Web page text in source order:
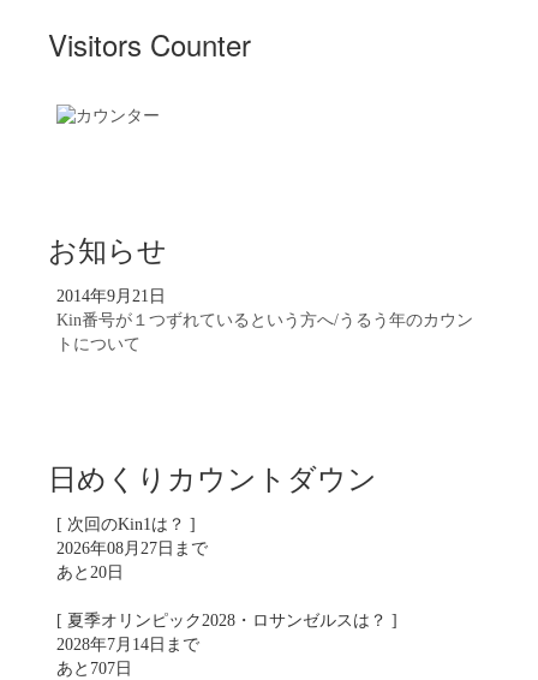
Visitors Counter
お知らせ
2014年9月21日
Kin番号が１つずれているという方へ/うるう年のカウン
トについて
日めくりカウントダウン
[ 次回のKin1は？ ]
2026年08月27日まで
あと20日
[ 夏季オリンピック2028・ロサンゼルスは？ ]
2028年7月14日まで
あと707日